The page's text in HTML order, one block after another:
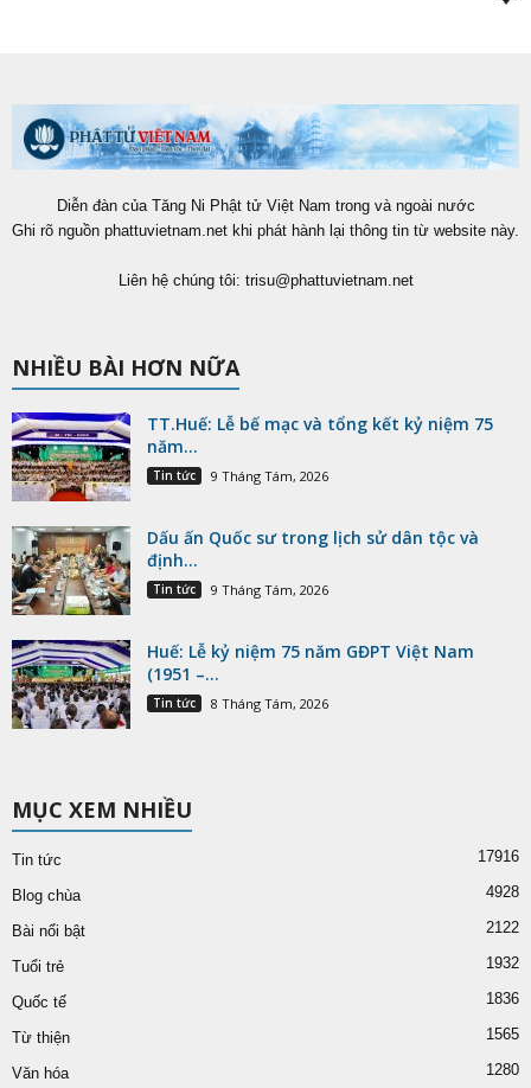
Diễn đàn của Tăng Ni Phật tử Việt Nam trong và ngoài nước
Ghi rõ nguồn phattuvietnam.net khi phát hành lại thông tin từ website này.
Liên hệ chúng tôi: trisu@phattuvietnam.net
NHIỀU BÀI HƠN NỮA
TT.Huế: Lễ bế mạc và tổng kết kỷ niệm 75
năm...
Tin tức 9 Tháng Tám, 2026
Dấu ấn Quốc sư trong lịch sử dân tộc và
định...
Tin tức 9 Tháng Tám, 2026
Huế: Lễ kỷ niệm 75 năm GĐPT Việt Nam
(1951 –...
Tin tức 8 Tháng Tám, 2026
MỤC XEM NHIỀU
Tin tức 17916
Blog chùa 4928
Bài nổi bật 2122
Tuổi trẻ 1932
Quốc tế 1836
Từ thiện 1565
Văn hóa 1280